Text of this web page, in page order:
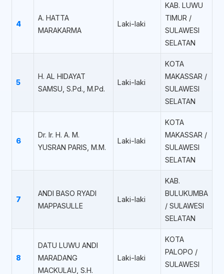
4
A. HATTA
MARAKARMA
Laki-laki
KAB. LUWU
TIMUR /
SULAWESI
SELATAN
5
H. AL HIDAYAT
SAMSU, S.Pd., M.Pd.
Laki-laki
KOTA
MAKASSAR /
SULAWESI
SELATAN
6
Dr. Ir. H. A. M.
YUSRAN PARIS, M.M.
Laki-laki
KOTA
MAKASSAR /
SULAWESI
SELATAN
7
ANDI BASO RYADI
MAPPASULLE
Laki-laki
KAB.
BULUKUMBA
/ SULAWESI
SELATAN
8
DATU LUWU ANDI
MARADANG
MACKULAU, S.H.
Laki-laki
KOTA
PALOPO /
SULAWESI